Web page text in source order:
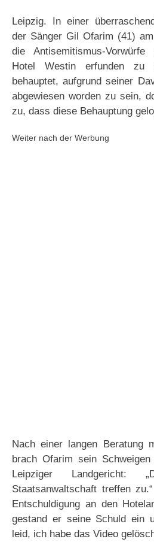
Leipzig. In einer
der Sänger Gil Ofarim (41)
die Antisemitismus-
Hotel Westin erfunden zu
behauptet, aufgrund seiner
abgewiesen worden zu sein,
zu, dass diese Behauptung
Weiter nach der Werbung
Nach einer langen Beratung
brach Ofarim sein
Leipziger Landgericht:
Staatsanwaltschaft treffen
Entschuldigung an den
gestand er seine Schuld ein
leid, ich habe das Video